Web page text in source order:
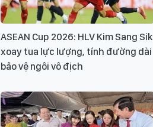
ASEAN Cup 2026: HLV Kim Sang Sik
xoay tua lực lượng, tính đường dài
bảo vệ ngôi vô địch